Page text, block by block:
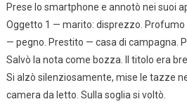
Prese lo smartphone e annotò nei suoi
Oggetto 1 — marito: disprezzo. Profumo
— pegno. Prestito — casa di campagna.
Salvò la nota come bozza. Il titolo era
Si alzò silenziosamente, mise le tazze
camera da letto. Sulla soglia si voltò.